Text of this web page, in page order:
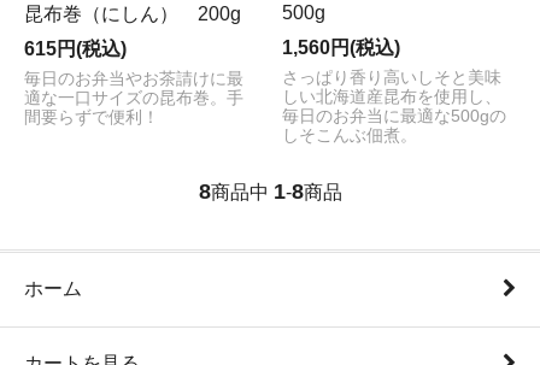
昆布巻（にしん） 200g
615円(税込)
毎日のお弁当やお茶請けに最
適な一口サイズの昆布巻。手
間要らずで便利！
500g
1,560円(税込)
さっぱり香り高いしそと美味
しい北海道産昆布を使用し、
毎日のお弁当に最適な500gの
しそこんぶ佃煮。
8商品中 1-8商品
ホーム